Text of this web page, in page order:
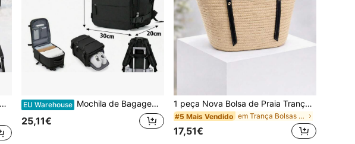
EU Warehouse Mochila de Bagagem de Mão Ryanair - 42 x 30 x 20 cm, Resistente à Água, Mochila para Portátil de Faculdade, Compatível com Portátil de 15,6 Polegadas, Mochila Universitária
25,11€
1 peça Nova Bolsa de Praia Trançada para Feriados, Bolsa de Ombro Casual para Viagem à Praia, Viagens, Escola, Bolsa Trançada, Bolsas de Praia, Grande Capacidade
#5 Mais Vendido em Trança Bolsas de Ombro Femininas
17,51€